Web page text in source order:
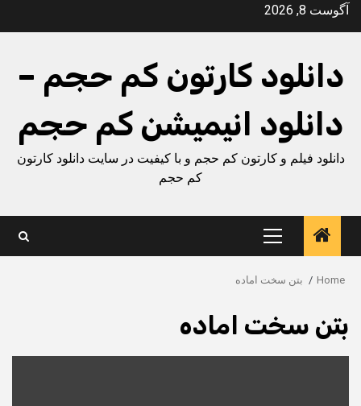
Skipآگوست 8, 2026
دانلود کارتون کم حجم –
دانلود انیمیشن کم حجم
دانلود فیلم و کارتون کم حجم و با کیفیت در سایت دانلود کارتون
کم حجم
Primary
Menu
Home بتن سخت اماده
بتن سخت اماده